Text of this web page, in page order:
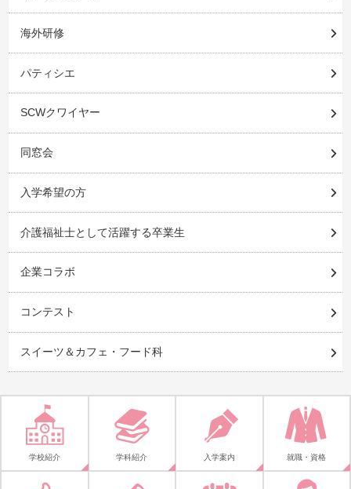
海外研修
パティシエ
SCWクワイヤー
同窓会
入学希望の方
介護福祉士として活躍する卒業生
企業コラボ
コンテスト
スイーツ＆カフェ・フード科
学校紹介 学科紹介 入学案内 就職・資格